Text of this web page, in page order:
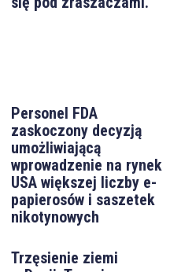
Personel FDA
zaskoczony decyzją
umożliwiającą
wprowadzenie na rynek
USA większej liczby e-
papierosów i saszetek
nikotynowych
Trzęsienie ziemi